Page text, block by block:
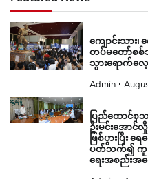
ပတ်သက်၍ ကူညီ
ရေးအစည်းအ
Admin
အမျိုးသားစည်း
ဆောင်မှုညှိနှိုင်
ပါတီ(SSPP)
Admin
နိုင်ငံတော်သမ္
မြန်မာအဆင့်
မြန်မာနိုင်ငံသို့